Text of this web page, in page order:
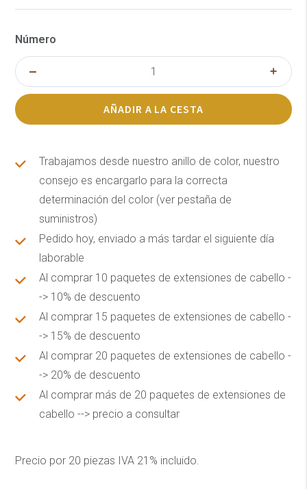
Número
AÑADIR A LA CESTA
Trabajamos desde nuestro anillo de color, nuestro
consejo es encargarlo para la correcta
determinación del color (ver pestaña de
suministros)
Pedido hoy, enviado a más tardar el siguiente día
laborable
Al comprar 10 paquetes de extensiones de cabello -
-> 10% de descuento
Al comprar 15 paquetes de extensiones de cabello -
-> 15% de descuento
Al comprar 20 paquetes de extensiones de cabello -
-> 20% de descuento
Al comprar más de 20 paquetes de extensiones de
cabello --> precio a consultar
Precio por 20 piezas IVA 21% incluido.